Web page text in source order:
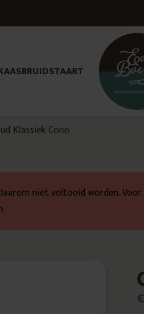
Klassiek Cono
niet voltooid worden.